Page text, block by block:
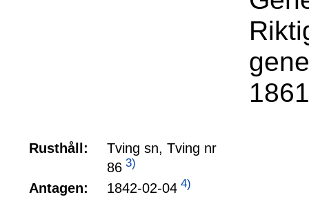
Rusthåll:
Tving sn, Tving nr
86 3)
Antagen: 1842-02-04 4)